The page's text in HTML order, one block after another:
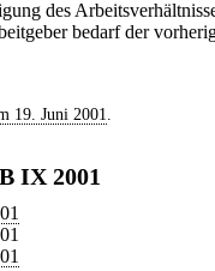
des
bedarf der
19. Juni 2001
IX 2001